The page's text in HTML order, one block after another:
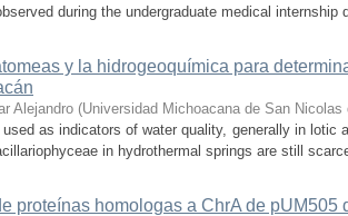
during the undergraduate medical
y la hidrogeoquímica para
Alejandro (Universidad Michoacana de San Nicolas
as indicators of water quality, generally in
in hydrothermal springs are still
proteínas homologas a ChrA de